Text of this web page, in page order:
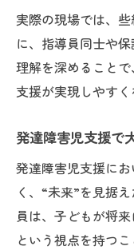
実際の現場では、
に、指導員同士や
理解を深めること
支援が実現しやすく
発達障害児支援で
発達障害児支援に
く、“未来”を見据
員は、子どもが将
という視点を持つこ